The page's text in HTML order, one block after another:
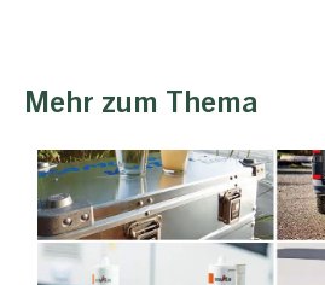
Mehr zum Thema